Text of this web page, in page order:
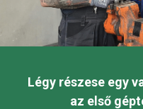
Légy részese egy
az első